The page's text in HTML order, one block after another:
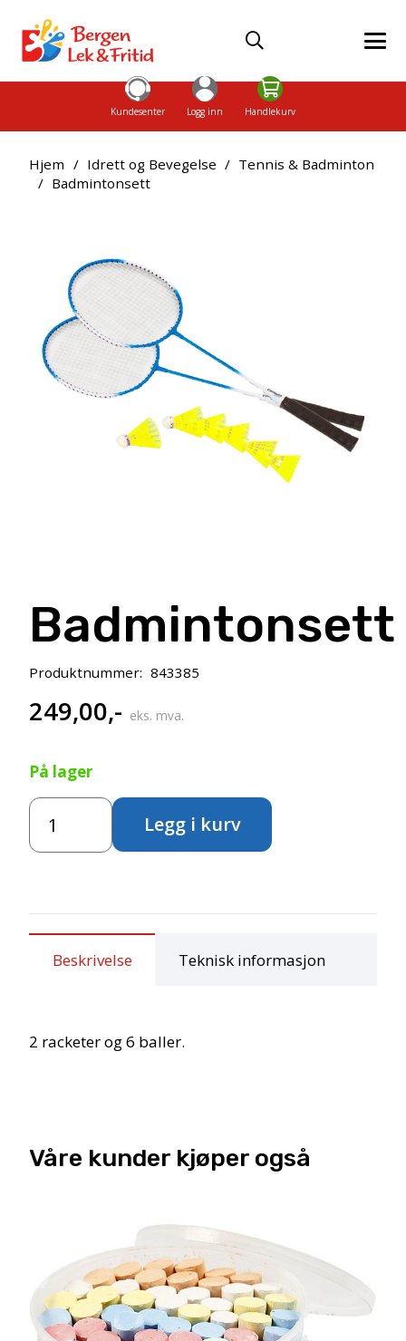
Kundesenter Logg inn Handlekurv
Hjem / Idrett og Bevegelse / Tennis & Badminton
/ Badmintonsett
Badmintonsett
Produktnummer: 843385
249,00,- eks. mva.
På lager
Badmintonsett
antall
Legg i kurv
Beskrivelse Teknisk informasjon
2 racketer og 6 baller.
Våre kunder kjøper også